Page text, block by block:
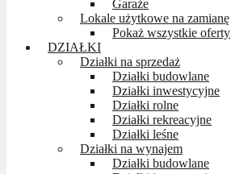
Garaże
Lokale użytkowe na zamianę
Pokaż wszystkie oferty
DZIAŁKI
Działki na sprzedaż
Działki budowlane
Działki inwestycyjne
Działki rolne
Działki rekreacyjne
Działki leśne
Działki na wynajem
Działki budowlane